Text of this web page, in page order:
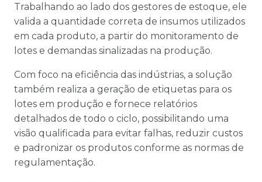
Trabalhando ao lado dos gestores de estoque, ele
valida a quantidade correta de insumos utilizados
em cada produto, a partir do monitoramento de
lotes e demandas sinalizadas na produção.
Com foco na eficiência das indústrias, a solução
também realiza a geração de etiquetas para os
lotes em produção e fornece relatórios
detalhados de todo o ciclo, possibilitando uma
visão qualificada para evitar falhas, reduzir custos
e padronizar os produtos conforme as normas de
regulamentação.